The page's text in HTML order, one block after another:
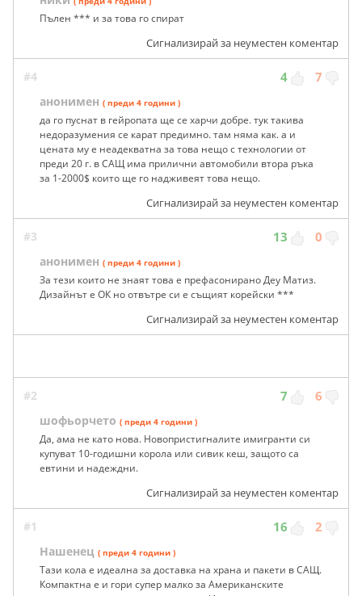
Пълен *** и за това го спират
Сигнализирай за неуместен коментар
#4 4 7
анонимен ( преди 4 години )
да го пуснат в гейропата ще се харчи добре. тук такива
недоразумения се карат предимно. там няма как. а и
цената му е неадекватна за това нещо с технологии от
преди 20 г. в САЩ има прилични автомобили втора ръка
за 1-2000$ които ще го надживеят това нещо.
Сигнализирай за неуместен коментар
#3 13 0
анонимен ( преди 4 години )
За тези които не знаят това е префасонирано Деу Матиз.
Дизайнът е ОК но отвътре си е същият корейски ***
Сигнализирай за неуместен коментар
#2 7 6
шофьорчето ( преди 4 години )
Да, ама не като нова. Новопристигналите имигранти си
купуват 10-годишни корола или сивик кеш, защото са
евтини и надеждни.
Сигнализирай за неуместен коментар
#1 16 2
Нашенец ( преди 4 години )
Тази кола е идеална за доставка на храна и пакети в САЩ.
Компактна е и гори супер малко за Американските